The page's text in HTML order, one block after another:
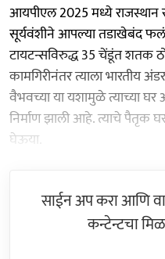
आयपीएल 2025 मध्ये राजस्थान
सूर्यवंशीने आपल्या तडाखेबंद
टायटन्सविरुद्ध 35 चेंडूंत शतक
कामगिरीनंतर त्याला भारतीय
वैभवच्या या यशामुळे त्याच्या
निर्माण झाली आहे. त्याचे
घेऊया.
साईन अप करा आणि
कन्टेन्टचा